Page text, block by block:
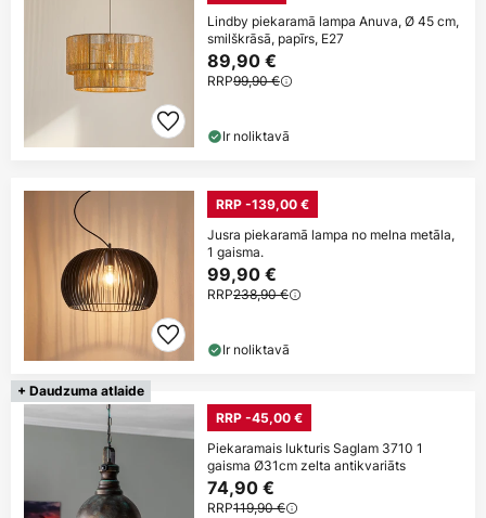
Lindby piekaramā lampa Anuva, Ø 45 cm,
smilškrāsā, papīrs, E27
89,90 €
RRP99,90 €
Ir noliktavā
RRP -139,00 €
Jusra piekaramā lampa no melna metāla,
1 gaisma.
99,90 €
RRP238,90 €
Ir noliktavā
+ Daudzuma atlaide
RRP -45,00 €
Piekaramais lukturis Saglam 3710 1
gaisma Ø31cm zelta antikvariāts
74,90 €
RRP119,90 €